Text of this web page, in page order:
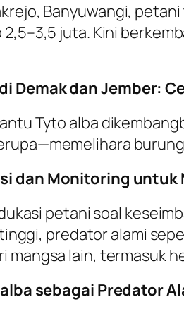
Banyuwangi,
juta. Kini
Demak dan Jember:
Tyto alba
dan Monitoring untuk
petani soal
predator alami
mangsa lain, termasuk
sebagai Predator